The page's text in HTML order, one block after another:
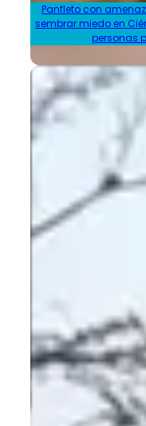
Panfleto con
sembrar miedo en
personas